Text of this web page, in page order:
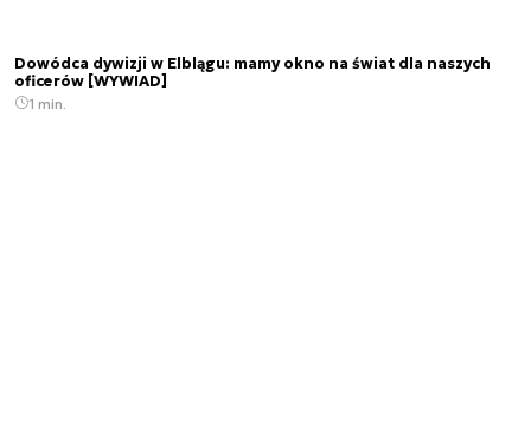
Dowódca dywizji w Elblągu: mamy okno na świat dla naszych
oficerów [WYWIAD]
1 min.